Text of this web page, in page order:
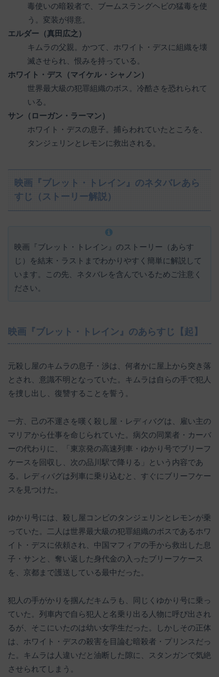
毒使いの暗殺者で、ブームスラングヘビの猛毒を使
う。変装が得意。
エルダー（真田広之）
キムラの父親。かつて、ホワイト・デスに組織を壊
滅させられ、恨みを持っている。
ホワイト・デス（マイケル・シャノン）
世界最大級の犯罪組織のボス。冷酷さを恐れられて
いる。
サン（ローガン・ラーマン）
ホワイト・デスの息子。捕らわれていたところを、
タンジェリンとレモンに救出される。
映画『ブレット・トレイン』のネタバレあら
すじ（ストーリー解説）
映画『ブレット・トレイン』のストーリー（あらす
じ）を結末・ラストまでわかりやすく簡単に解説して
います。この先、ネタバレを含んでいるためご注意く
ださい。
映画『ブレット・トレイン』のあらすじ【起】
元殺し屋のキムラの息子・渉は、何者かに屋上から突き落
とされ、意識不明となっていた。キムラは自らの手で犯人
を捜し出し、復讐することを誓う。
一方、己の不運さを嘆く殺し屋・レディバグは、雇い主の
マリアから仕事を命じられていた。病欠の同業者・カーバ
ーの代わりに、「東京発の高速列車・ゆかり号でブリーフ
ケースを回収し、次の品川駅で降りる」という内容であ
る。レディバグは列車に乗り込むと、すぐにブリーフケー
スを見つけた。
ゆかり号には、殺し屋コンビのタンジェリンとレモンが乗
っていた。二人は世界最大級の犯罪組織のボスであるホワ
イト・デスに依頼され、中国マフィアの手から救出した息
子・サンと、奪い返した身代金の入ったブリーフケース
を、京都まで護送している最中だった。
犯人の手がかりを掴んだキムラも、同じくゆかり号に乗っ
ていた。列車内で自ら犯人と名乗り出る人物に呼び出され
るが、そこにいたのは幼い女学生だった。しかしその正体
は、ホワイト・デスの殺害を目論む暗殺者・プリンスだっ
た。キムラは人違いだと油断した隙に、スタンガンで気絶
させられてしまう。